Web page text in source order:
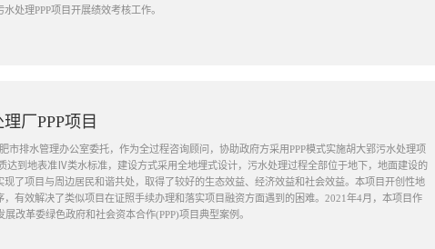
处理PPP项目开展绩效考核工作。
厂PPP项目
市排水管理办公室委托，作为全过程咨询顾问，协助政府方采用PPP模式实施胡大郢污水处理项
达到地表准Ⅳ类水标准，建设方式采用全地埋式设计，污水处理过程全部位于地下，地面建设的
了项目与周边居民和谐共处，取得了较好的生态效益、经济效益和社会效益。本项目开创性地
有效解决了类似项目在证照手续办理和落实项目融资方面遇到的困难。2021年4月，本项目作
改革委绿色政府和社会资本合作(PPP)项目典型案例。